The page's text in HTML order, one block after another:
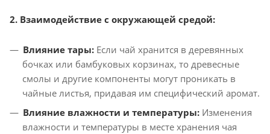
2. Взаимодействие с окружающей средой:
Влияние тары: Если чай хранится в деревянных
бочках или бамбуковых корзинах, то древесные
смолы и другие компоненты могут проникать в
чайные листья, придавая им специфический аромат.
Влияние влажности и температуры: Изменения
влажности и температуры в месте хранения чая